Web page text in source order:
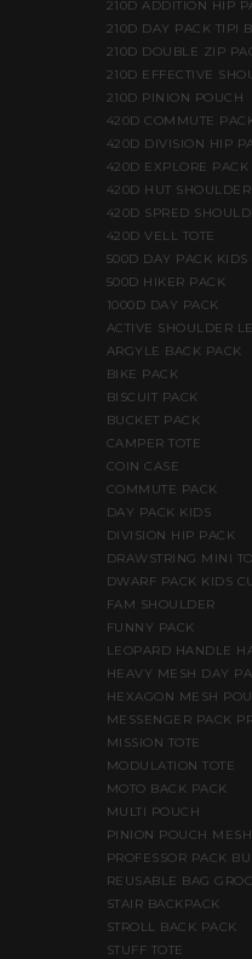
210D ADDITION HIP
210D DAY PACK TIPI
210D DOUBLE ZIP
210D EFFECTIVE
210D PINION POUCH
420D COMMUTE
420D DIVISION HIP
420D EXPLORE PACK
420D HUT SHOULDER
420D SPRED
420D VELL TOTE
500D DAY PACK KIDS
500D HIKER PACK
1000D DAY PACK
ACTIVE SHOULDER
ARGYLE BACK PACK
BIKE PACK
BISCUIT PACK
BUCKET PACK
CAMPER TOTE
COIN CASE
COMMUTE PACK
DAY PACK KIDS
DIVISION HIP PACK
DRAWSTRING MINI
DWARF PACK KIDS
FAM SHOULDER
FUNNY PACK
LEOPARD HANDLE
HEAVY MESH DAY
HEXAGON MESH
MESSENGER PACK
MISSION TOTE
MODULATION TOTE
MOTO BACK PACK
MULTI POUCH
PINION POUCH MESH
PROFESSOR PACK
REUSABLE BAG
STAIR BACKPACK
STROLL BACK PACK
STUFF TOTE